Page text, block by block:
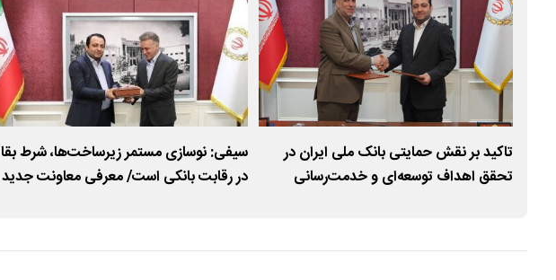
تاکید بر نقش حمایتی بانک ملی ایران در
تحقق اهداف توسعه‌ای و خدمت‌رسانی
سیفی: نوسازی مستمر زیرساخت‌ها، شرط بقا
در رقابت بانکی است/ معرفی معاونت جدید